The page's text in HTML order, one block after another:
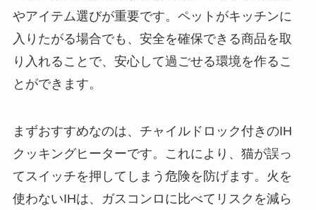
やアイテム選びが重要です。ペットがキッチンに
入りたがる場合でも、安全を確保できる商品を取
り入れることで、安心して過ごせる環境を作るこ
とができます。
まずおすすめなのは、チャイルドロック付きのIH
クッキングヒーターです。これにより、猫が誤っ
てスイッチを押してしまう危険を防げます。火を
使わないIHは、ガスコンロに比べてリスクを減ら